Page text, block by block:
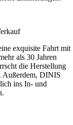
exquisite Fahrt mit
als 30 Jahren
die Herstellung
Außerdem, DINIS
ins In- und